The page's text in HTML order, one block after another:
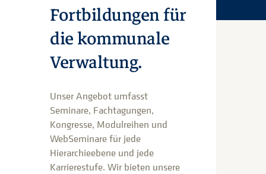
Fortbildungen für
die kommunale
Verwaltung.
Unser Angebot umfasst
Seminare, Fachtagungen,
Kongresse, Modulreihen und
WebSeminare für jede
Hierarchieebene und jede
Karrierestufe. Wir bieten unsere